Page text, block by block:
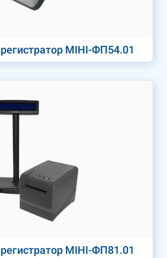
МІНІ-ФП54.01
МІНІ-ФП81.01